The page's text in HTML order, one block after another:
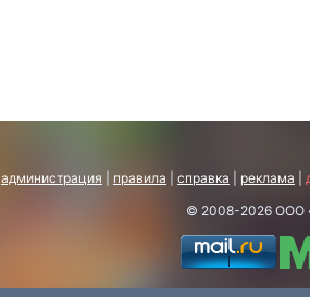
администрация правила справка реклама
© 2008-2026 ООО